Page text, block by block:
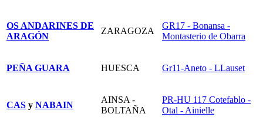
OS ANDARINES DE
ARAGÓN
ZARAGOZA
GR17 - Bonansa -
Montasterio de Obarra
PEÑA GUARA HUESCA Gr11-Aneto - LLauset
CAS y NABAIN
AINSA -
BOLTAÑA
PR-HU 117 Cotefablo -
Otal - Ainielle